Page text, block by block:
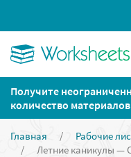
Получите
количество
Главная / Рабочие
/
Летние каникулы —